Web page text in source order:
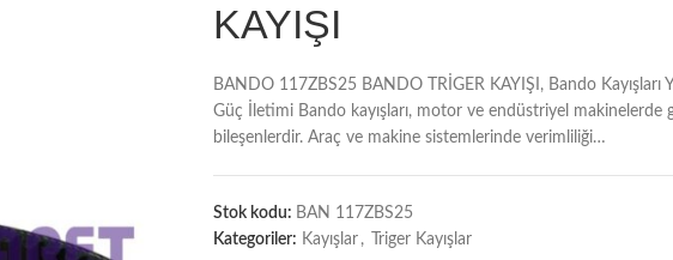
KAYIŞI
BANDO 117ZBS25 BANDO TRİGER KAYIŞI, Bando Kayışları
Güç İletimi Bando kayışları, motor ve endüstriyel
bileşenlerdir. Araç ve makine sistemlerinde verimliliği…
Stok kodu: BAN 117ZBS25
Kategoriler: Kayışlar , Triger Kayışlar